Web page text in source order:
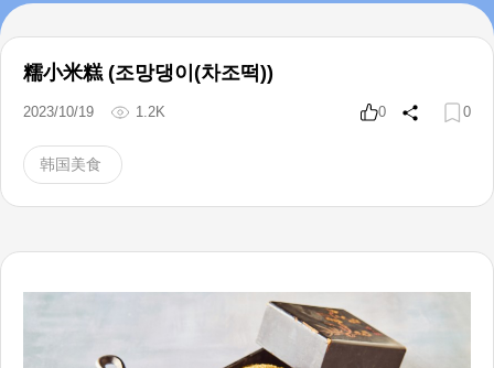
糯小米糕 (조망댕이(차조떡))
2023/10/19 1.2K 0 0
韩国美食